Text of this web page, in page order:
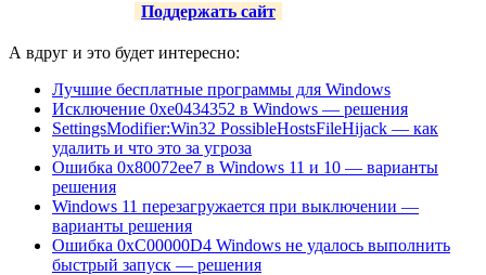
Поддержать сайт
А вдруг и это будет интересно:
Лучшие бесплатные программы для Windows
Исключение 0xe0434352 в Windows — решения
SettingsModifier:Win32 PossibleHostsFileHijack — как
удалить и что это за угроза
Ошибка 0x80072ee7 в Windows 11 и 10 — варианты
решения
Windows 11 перезагружается при выключении —
варианты решения
Ошибка 0xC00000D4 Windows не удалось выполнить
быстрый запуск — решения